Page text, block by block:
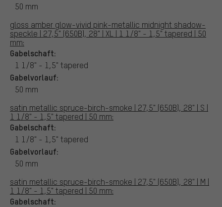
50 mm
gloss amber glow-vivid pink-metallic midnight shadow-
speckle | 27,5" (650B), 28" | XL | 1 1/8" - 1,5" tapered | 50
mm:
Gabelschaft:
1 1/8" - 1,5" tapered
Gabelvorlauf:
50 mm
satin metallic spruce-birch-smoke | 27,5" (650B), 28" | S |
1 1/8" - 1,5" tapered | 50 mm:
Gabelschaft:
1 1/8" - 1,5" tapered
Gabelvorlauf:
50 mm
satin metallic spruce-birch-smoke | 27,5" (650B), 28" | M |
1 1/8" - 1,5" tapered | 50 mm:
Gabelschaft: